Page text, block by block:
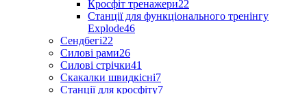
Кросфіт тренажери22
Станції для функціонального тренінгу
Explode46
Сендбегі22
Силові рами26
Силові стрічки41
Скакалки швидкісні7
Станції для кросфіту7